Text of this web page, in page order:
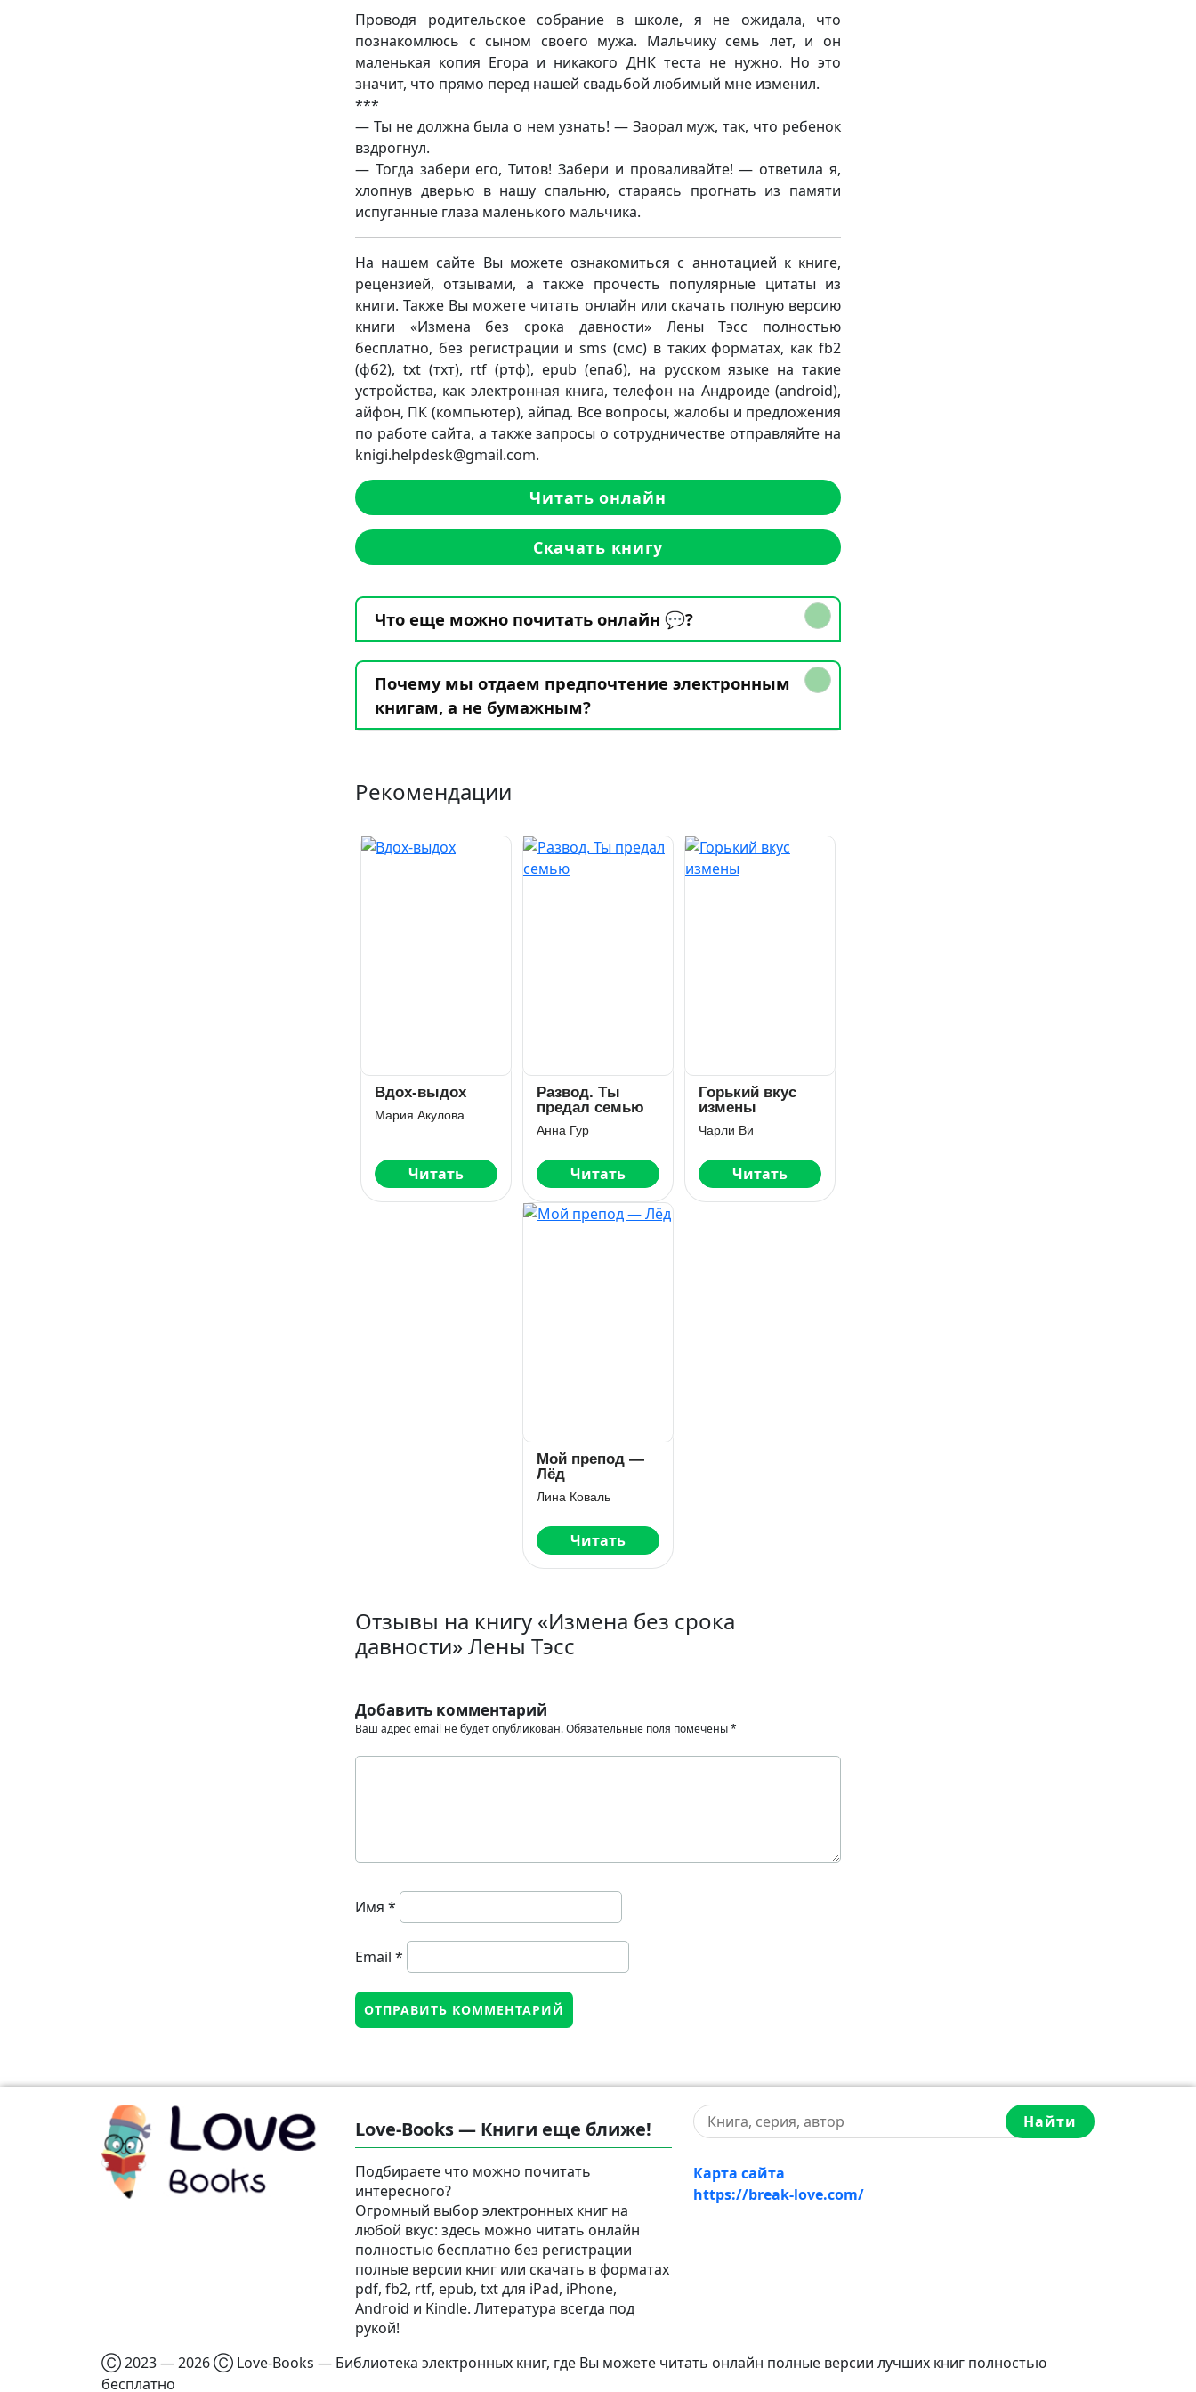
Проводя родительское собрание в школе, я не ожидала, что
познакомлюсь с сыном своего мужа. Мальчику семь лет, и он
маленькая копия Егора и никакого ДНК теста не нужно. Но это
значит, что прямо перед нашей свадьбой любимый мне изменил.
***
— Ты не должна была о нем узнать! — Заорал муж, так, что ребенок
вздрогнул.
— Тогда забери его, Титов! Забери и проваливайте! — ответила я,
хлопнув дверью в нашу спальню, стараясь прогнать из памяти
испуганные глаза маленького мальчика.
На нашем сайте Вы можете ознакомиться с аннотацией к книге,
рецензией, отзывами, а также прочесть популярные цитаты из
книги. Также Вы можете читать онлайн или скачать полную версию
книги «Измена без срока давности» Лены Тэсс полностью
бесплатно, без регистрации и sms (смс) в таких форматах, как fb2
(фб2), txt (тхт), rtf (ртф), epub (епаб), на русском языке на такие
устройства, как электронная книга, телефон на Андроиде (android),
айфон, ПК (компьютер), айпад. Все вопросы, жалобы и предложения
по работе сайта, а также запросы о сотрудничестве отправляйте на
knigi.helpdesk@gmail.com.
Читать онлайн
Скачать книгу
Что еще можно почитать онлайн 💬?
Почему мы отдаем предпочтение электронным
книгам, а не бумажным?
Рекомендации
Вдох-выдох
Мария Акулова
Читать
Развод. Ты
предал семью
Анна Гур
Читать
Горький вкус
измены
Чарли Ви
Читать
Мой препод —
Лёд
Лина Коваль
Читать
Отзывы на книгу «Измена без срока
давности» Лены Тэсс
Добавить комментарий
Ваш адрес email не будет опубликован.Обязательные поля помечены*
Имя *
Email *
Love-Books — Книги еще ближе!
Подбираете что можно почитать
интересного?
Огромный выбор электронных книг на
любой вкус: здесь можно читать онлайн
полностью бесплатно без регистрации
полные версии книг или скачать в форматах
pdf, fb2, rtf, epub, txt для iPad, iPhone,
Android и Kindle. Литература всегда под
рукой!
Найти
Карта сайта
https://break-love.com/
Ⓒ 2023 — 2026 Ⓒ Love-Books — Библиотека электронных книг, где Вы можете читать онлайн полные версии лучших книг полностью
бесплатно